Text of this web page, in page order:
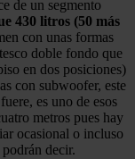
de un segmento
430 litros (50 más
con unas formas
doble fondo que
en dos posiciones)
con subwoofer, este
es uno de esos
metros pues hay
ocasional o incluso
decir.